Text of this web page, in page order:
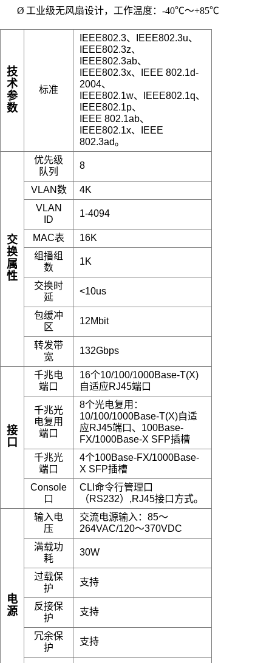
Ø 工业级无风扇设计，工作温度： -40℃～+85℃
技
术
参
数
标准
IEEE802.3、IEEE802.3u、
IEEE802.3z、
IEEE802.3ab、
IEEE802.3x、IEEE 802.1d-
2004、
IEEE802.1w、IEEE802.1q、
IEEE802.1p、
IEEE 802.1ab、
IEEE802.1x、IEEE
802.3ad。
交
换
属
性
优先级
队列
8
VLAN数
4K
VLAN
ID
1-4094
MAC表
16K
组播组
数
1K
交换时
延
<10us
包缓冲
区
12Mbit
转发带
宽
132Gbps
接
口
千兆电
端口
16个10/100/1000Base-T(X)
自适应RJ45端口
千兆光
电复用
端口
8个光电复用：
10/100/1000Base-T(X)自适
应RJ45端口、100Base-
FX/1000Base-X SFP插槽
千兆光
端口
4个100Base-FX/1000Base-
X SFP插槽
Console
口
CLI命令行管理口
（RS232）,RJ45接口方式。
电
源
输入电
压
交流电源输入：85～
264VAC/120～370VDC
满载功
耗
30W
过载保
护
支持
反接保
护
支持
冗余保
护
支持